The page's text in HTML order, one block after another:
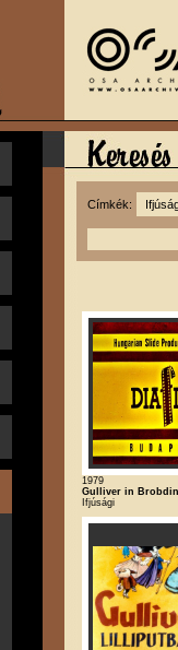
Címkék:
1979
Gulliver in
Ifjúsági